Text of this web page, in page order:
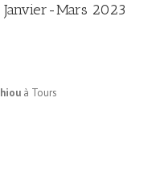
Mars 2023
à Tours